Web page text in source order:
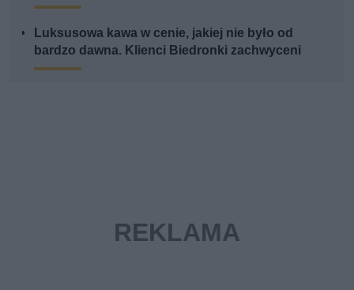
Luksusowa kawa w cenie, jakiej nie było od
bardzo dawna. Klienci Biedronki zachwyceni